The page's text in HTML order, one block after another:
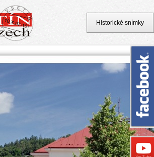
Historické snímky